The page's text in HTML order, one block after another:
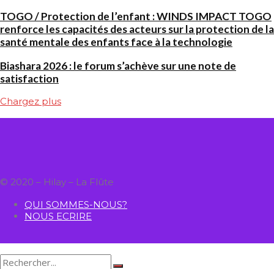
TOGO / Protection de l’enfant : WINDS IMPACT TOGO
renforce les capacités des acteurs sur la protection de la
santé mentale des enfants face à la technologie
Biashara 2026 : le forum s’achève sur une note de
satisfaction
Chargez plus
© 2020 – Hilay – La Flûte
QUI SOMMES-NOUS?
NOUS ECRIRE